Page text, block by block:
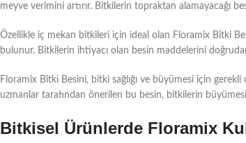
meyve verimini artırır. Bitkilerin topraktan alamayacağı
Özellikle iç mekan bitkileri için ideal olan Floramix Bitki
bulunur. Bitkilerin ihtiyacı olan besin maddelerini
Floramix Bitki Besini, bitki sağlığı ve büyümesi için
uzmanlar tarafından önerilen bu besin, bitkilerin
Bitkisel Ürünlerde Floramix